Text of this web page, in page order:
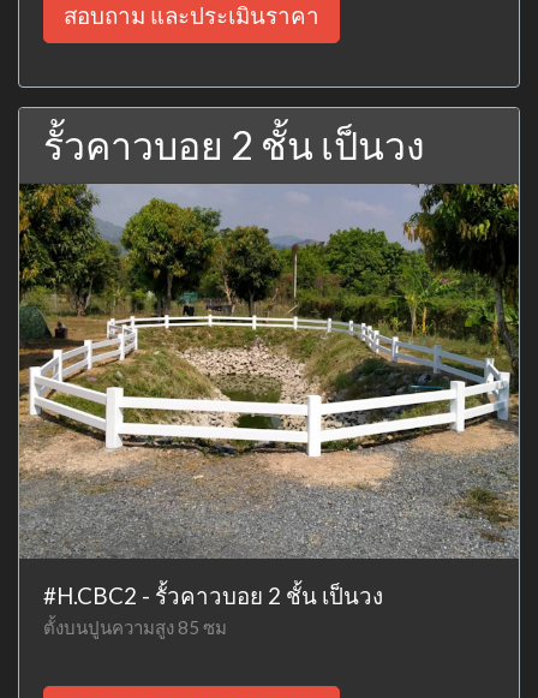
สอบถาม และประเมินราคา
รั้วคาวบอย 2 ชั้น เป็นวง
#H.CBC2 - รั้วคาวบอย 2 ชั้น เป็นวง
ตั้งบนปูนความสูง 85 ซม